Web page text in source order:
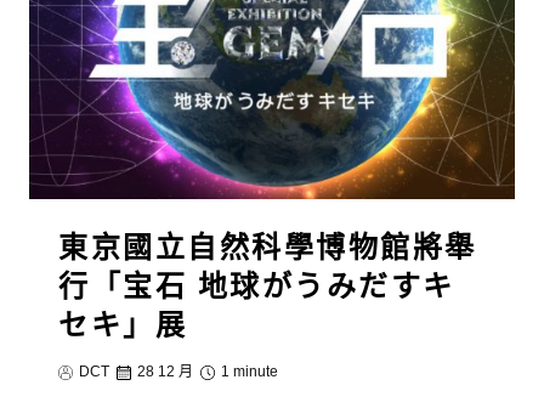
東京國立自然科學博物館將舉
行「宝石 地球がうみだすキ
セキ」展
DCT 28 12 月 1 minute